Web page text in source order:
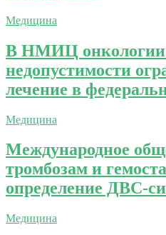
Медицина
В НМИЦ онкологии
недопустимости
лечение в
Медицина
Международное
тромбозам и
определение ДВС-
Медицина